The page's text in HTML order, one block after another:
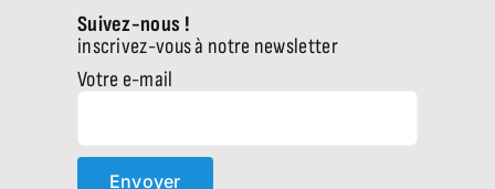
Suivez-nous !
inscrivez-vous à notre newsletter
Votre e-mail